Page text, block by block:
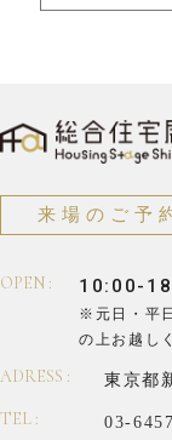
来場のご予
OPEN : 10:00-
※元日・平
の上お越し
ADRESS : 東京都
TEL : 03-